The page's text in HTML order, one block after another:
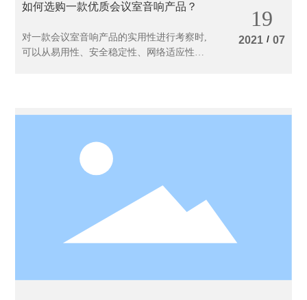
如何选购一款优质会议室音响产品？
对一款会议室音响产品的实用性进行考察时,
可以从易用性、安全稳定性、网络适应性、
19
2021 / 07